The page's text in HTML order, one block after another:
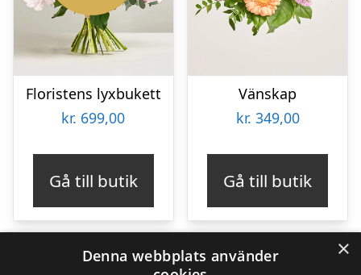
Floristens lyxbukett
kr. 699,00
Gå till butik
Vänskap
kr. 349,00
Gå till butik
×
Denna webbplats använder